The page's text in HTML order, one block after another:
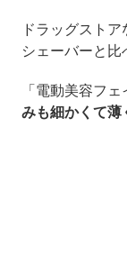
ドラッグスト
シェーバーと比
「電動美容フ
みも細かくて薄